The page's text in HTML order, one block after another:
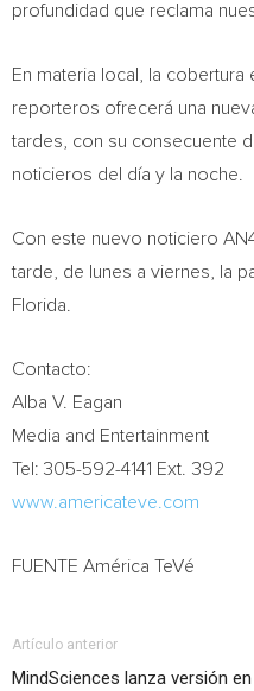
profundidad que reclama
En materia local, la
reporteros ofrecerá una
tardes, con su consecuente
noticieros del día y la noche.
Con este nuevo noticiero
tarde, de lunes a viernes, la
Florida
Contacto:
Alba V. Eagan
Media and Entertainment
Tel: 305-592-4141 Ext. 392
www.americateve.com
FUENTE América TeVé
Artículo anterior
MindSciences lanza versión en